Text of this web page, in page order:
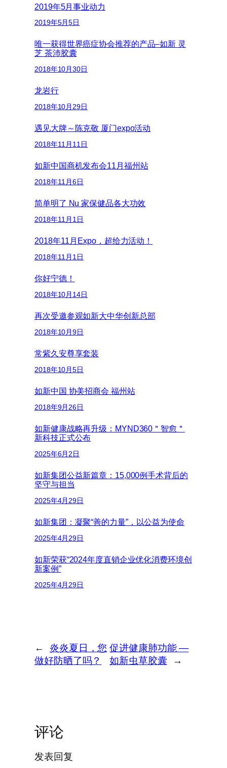
2019年5月事业动力
2019年5月5日
唯一获得世界癌症协会推荐的产品–如新 灵
芝 茶沛胶囊
2018年10月30日
龙岩行
2018年10月29日
遇见大牌～陈克敬 厦门expo活动
2018年11月11日
如新中国商机发布会11月福州站
2018年11月6日
简单明了 Nu 家保健品各大功效
2018年11月1日
2018年11月Expo，超给力活动！
2018年11月1日
你好宁德！
2018年10月14日
再次受邀参观如新大中华创新总部
2018年10月9日
常紫久安尊享套装
2018年10月5日
如新中国 协美招商会 福州站
2018年9月26日
如新健康战略再升级：MYND360＂智愈＂
新科技正式公布
2025年6月2日
如新集团公益新篇章：15,000例手术背后的
坚守与担当
2025年4月29日
如新集团：凝聚“善的力量”，以公益为使命
2025年4月29日
如新荣获“2024年度直销企业优化消费环境创
新案例”
2025年4月29日
←
炎炎夏日，您
做好防晒了吗？
促进健康肺功能 —
如新虫草胶囊
→
评论
发表回复